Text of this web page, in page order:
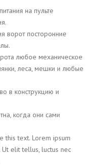
на пульте
ворот посторонние
любое механическое
леса, мешки и любые
в конструкцию и
когда они сами
this text. Lorem ipsum
elit tellus, luctus nec